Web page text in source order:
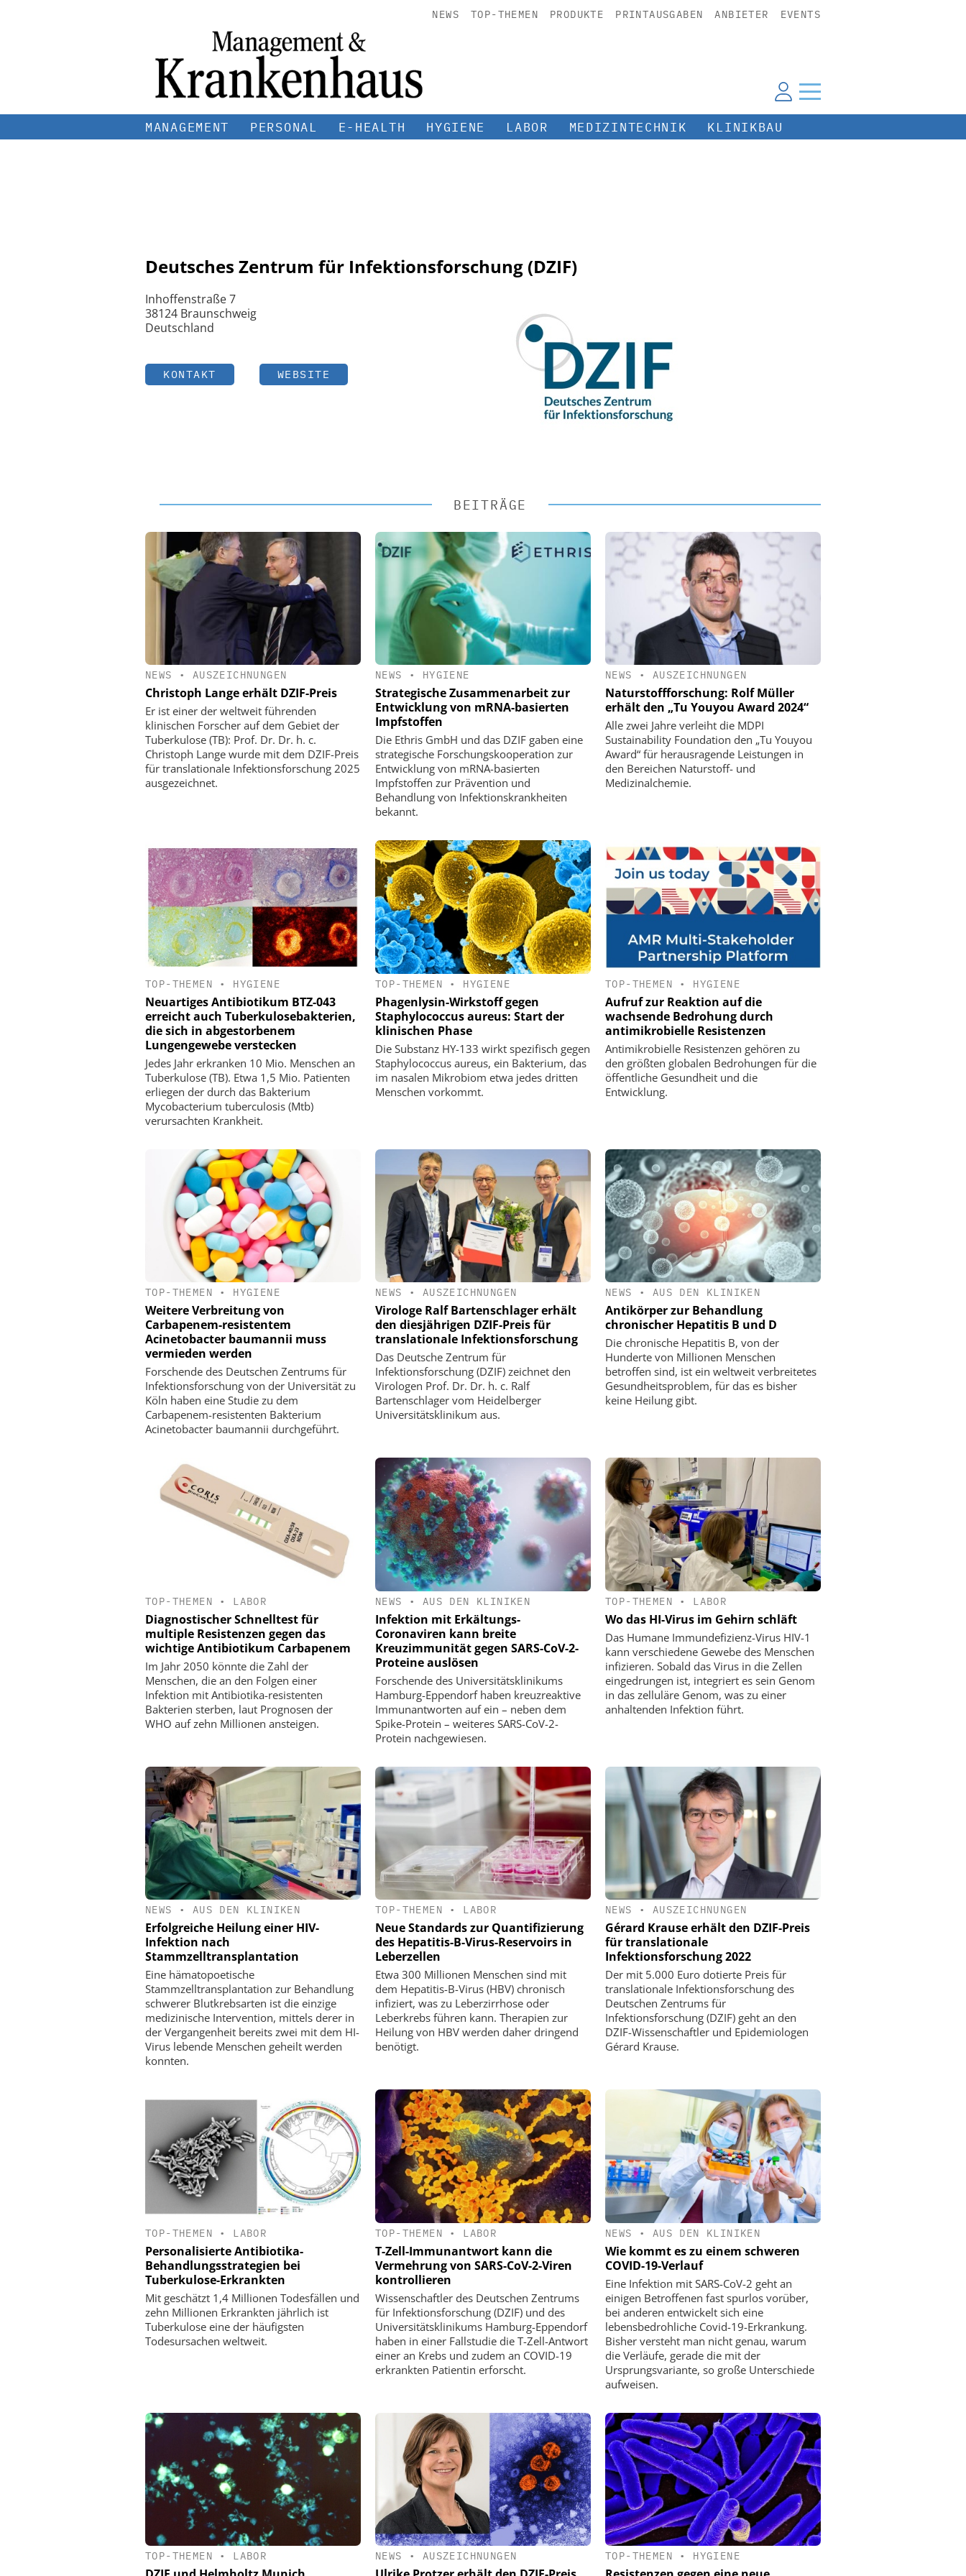
NEWS TOP-THEMEN PRODUKTE PRINTAUSGABEN ANBIETER EVENTS
MANAGEMENT PERSONAL E-HEALTH HYGIENE LABOR MEDIZINTECHNIK KLINIKBAU
Deutsches Zentrum für Infektionsforschung (DZIF)
Inhoffenstraße 7
38124 Braunschweig
Deutschland
KONTAKT WEBSITE
BEITRÄGE
NEWS • AUSZEICHNUNGEN
Christoph Lange erhält DZIF-Preis
Er ist einer der weltweit führenden
klinischen Forscher auf dem Gebiet der
Tuberkulose (TB): Prof. Dr. Dr. h. c.
Christoph Lange wurde mit dem DZIF-Preis
für translationale Infektionsforschung 2025
ausgezeichnet.
NEWS • HYGIENE
Strategische Zusammenarbeit zur
Entwicklung von mRNA-basierten
Impfstoffen
Die Ethris GmbH und das DZIF gaben eine
strategische Forschungskooperation zur
Entwicklung von mRNA-basierten
Impfstoffen zur Prävention und
Behandlung von Infektionskrankheiten
bekannt.
NEWS • AUSZEICHNUNGEN
Naturstoffforschung: Rolf Müller
erhält den „Tu Youyou Award 2024“
Alle zwei Jahre verleiht die MDPI
Sustainability Foundation den „Tu Youyou
Award“ für herausragende Leistungen in
den Bereichen Naturstoff- und
Medizinalchemie.
TOP-THEMEN • HYGIENE
Neuartiges Antibiotikum BTZ-043
erreicht auch Tuberkulosebakterien,
die sich in abgestorbenem
Lungengewebe verstecken
Jedes Jahr erkranken 10 Mio. Menschen an
Tuberkulose (TB). Etwa 1,5 Mio. Patienten
erliegen der durch das Bakterium
Mycobacterium tuberculosis (Mtb)
verursachten Krankheit.
TOP-THEMEN • HYGIENE
Phagenlysin-Wirkstoff gegen
Staphylococcus aureus: Start der
klinischen Phase
Die Substanz HY-133 wirkt spezifisch gegen
Staphylococcus aureus, ein Bakterium, das
im nasalen Mikrobiom etwa jedes dritten
Menschen vorkommt.
TOP-THEMEN • HYGIENE
Aufruf zur Reaktion auf die
wachsende Bedrohung durch
antimikrobielle Resistenzen
Antimikrobielle Resistenzen gehören zu
den größten globalen Bedrohungen für die
öffentliche Gesundheit und die
Entwicklung.
TOP-THEMEN • HYGIENE
Weitere Verbreitung von
Carbapenem-resistentem
Acinetobacter baumannii muss
vermieden werden
Forschende des Deutschen Zentrums für
Infektionsforschung von der Universität zu
Köln haben eine Studie zu dem
Carbapenem-resistenten Bakterium
Acinetobacter baumannii durchgeführt.
NEWS • AUSZEICHNUNGEN
Virologe Ralf Bartenschlager erhält
den diesjährigen DZIF-Preis für
translationale Infektionsforschung
Das Deutsche Zentrum für
Infektionsforschung (DZIF) zeichnet den
Virologen Prof. Dr. Dr. h. c. Ralf
Bartenschlager vom Heidelberger
Universitätsklinikum aus.
NEWS • AUS DEN KLINIKEN
Antikörper zur Behandlung
chronischer Hepatitis B und D
Die chronische Hepatitis B, von der
Hunderte von Millionen Menschen
betroffen sind, ist ein weltweit verbreitetes
Gesundheitsproblem, für das es bisher
keine Heilung gibt.
TOP-THEMEN • LABOR
Diagnostischer Schnelltest für
multiple Resistenzen gegen das
wichtige Antibiotikum Carbapenem
Im Jahr 2050 könnte die Zahl der
Menschen, die an den Folgen einer
Infektion mit Antibiotika-resistenten
Bakterien sterben, laut Prognosen der
WHO auf zehn Millionen ansteigen.
NEWS • AUS DEN KLINIKEN
Infektion mit Erkältungs-
Coronaviren kann breite
Kreuzimmunität gegen SARS-CoV-2-
Proteine auslösen
Forschende des Universitätsklinikums
Hamburg-Eppendorf haben kreuzreaktive
Immunantworten auf ein – neben dem
Spike-Protein – weiteres SARS-CoV-2-
Protein nachgewiesen.
TOP-THEMEN • LABOR
Wo das HI-Virus im Gehirn schläft
Das Humane Immundefizienz-Virus HIV-1
kann verschiedene Gewebe des Menschen
infizieren. Sobald das Virus in die Zellen
eingedrungen ist, integriert es sein Genom
in das zelluläre Genom, was zu einer
anhaltenden Infektion führt.
NEWS • AUS DEN KLINIKEN
Erfolgreiche Heilung einer HIV-
Infektion nach
Stammzelltransplantation
Eine hämatopoetische
Stammzelltransplantation zur Behandlung
schwerer Blutkrebsarten ist die einzige
medizinische Intervention, mittels derer in
der Vergangenheit bereits zwei mit dem HI-
Virus lebende Menschen geheilt werden
konnten.
TOP-THEMEN • LABOR
Neue Standards zur Quantifizierung
des Hepatitis-B-Virus-Reservoirs in
Leberzellen
Etwa 300 Millionen Menschen sind mit
dem Hepatitis-B-Virus (HBV) chronisch
infiziert, was zu Leberzirrhose oder
Leberkrebs führen kann. Therapien zur
Heilung von HBV werden daher dringend
benötigt.
NEWS • AUSZEICHNUNGEN
Gérard Krause erhält den DZIF-Preis
für translationale
Infektionsforschung 2022
Der mit 5.000 Euro dotierte Preis für
translationale Infektionsforschung des
Deutschen Zentrums für
Infektionsforschung (DZIF) geht an den
DZIF-Wissenschaftler und Epidemiologen
Gérard Krause.
TOP-THEMEN • LABOR
Personalisierte Antibiotika-
Behandlungsstrategien bei
Tuberkulose-Erkrankten
Mit geschätzt 1,4 Millionen Todesfällen und
zehn Millionen Erkrankten jährlich ist
Tuberkulose eine der häufigsten
Todesursachen weltweit.
TOP-THEMEN • LABOR
T-Zell-Immunantwort kann die
Vermehrung von SARS-CoV-2-Viren
kontrollieren
Wissenschaftler des Deutschen Zentrums
für Infektionsforschung (DZIF) und des
Universitätsklinikums Hamburg-Eppendorf
haben in einer Fallstudie die T-Zell-Antwort
einer an Krebs und zudem an COVID-19
erkrankten Patientin erforscht.
NEWS • AUS DEN KLINIKEN
Wie kommt es zu einem schweren
COVID-19-Verlauf
Eine Infektion mit SARS-CoV-2 geht an
einigen Betroffenen fast spurlos vorüber,
bei anderen entwickelt sich eine
lebensbedrohliche Covid-19-Erkrankung.
Bisher versteht man nicht genau, warum
die Verläufe, gerade die mit der
Ursprungsvariante, so große Unterschiede
aufweisen.
TOP-THEMEN • LABOR NEWS • AUSZEICHNUNGEN TOP-THEMEN • HYGIENE